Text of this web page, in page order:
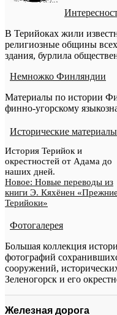
В Терийоках жили
религиозные общины
здания, бурлила
Немножко Финляндии
Материалы по истории
финно-угорскому
Исторические материалы
История Терийок и
окрестностей от Адама до
наших дней.
Новое: Новые переводы из
книги Э. Кяхёнен «Прежние
Терийоки»
Фотогалерея
Большая коллекция
фотографий
сооружений,
Зеленогорск и его
Железная дорога